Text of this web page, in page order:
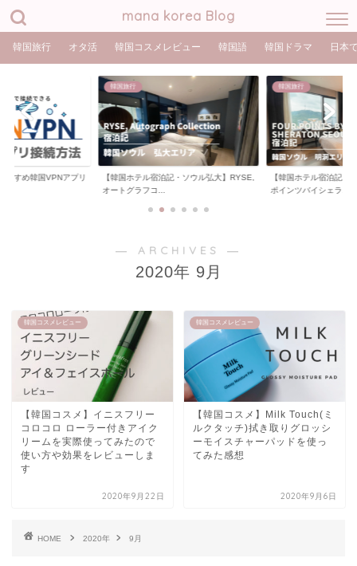
mana korea Blog
韓国旅行 オタ活 韓国コスメレビュー 韓国語 韓国ドラマ 日本
すすめ韓国VPNアプリ
韓国旅行
【韓国ホテル宿泊記・ソウル弘大】RYSE,
オートグラフコ...
韓国旅行
【韓国ホテル宿泊記・
ポインツバイシェラ...
― ARCHIVES ―
2020年 9月
韓国コスメレビュー
【韓国コスメ】イニスフリー
コロコロ ローラー付きアイク
リームを実際使ってみたので
使い方や効果をレビューしま
す
2020年9月22日
韓国コスメレビュー
【韓国コスメ】Milk Touch(ミ
ルクタッチ)拭き取りグロッシ
ーモイスチャーパッドを使っ
てみた感想
2020年9月6日
HOME 2020年 9月